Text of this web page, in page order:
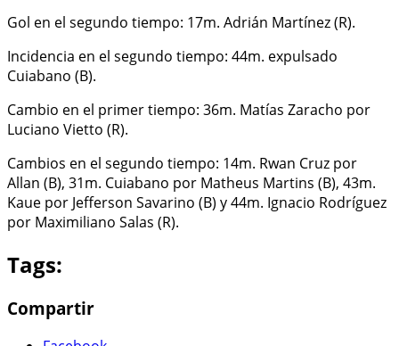
Gol en el segundo tiempo: 17m. Adrián Martínez (R).
Incidencia en el segundo tiempo: 44m. expulsado
Cuiabano (B).
Cambio en el primer tiempo: 36m. Matías Zaracho por
Luciano Vietto (R).
Cambios en el segundo tiempo: 14m. Rwan Cruz por
Allan (B), 31m. Cuiabano por Matheus Martins (B), 43m.
Kaue por Jefferson Savarino (B) y 44m. Ignacio Rodríguez
por Maximiliano Salas (R).
Tags:
Compartir